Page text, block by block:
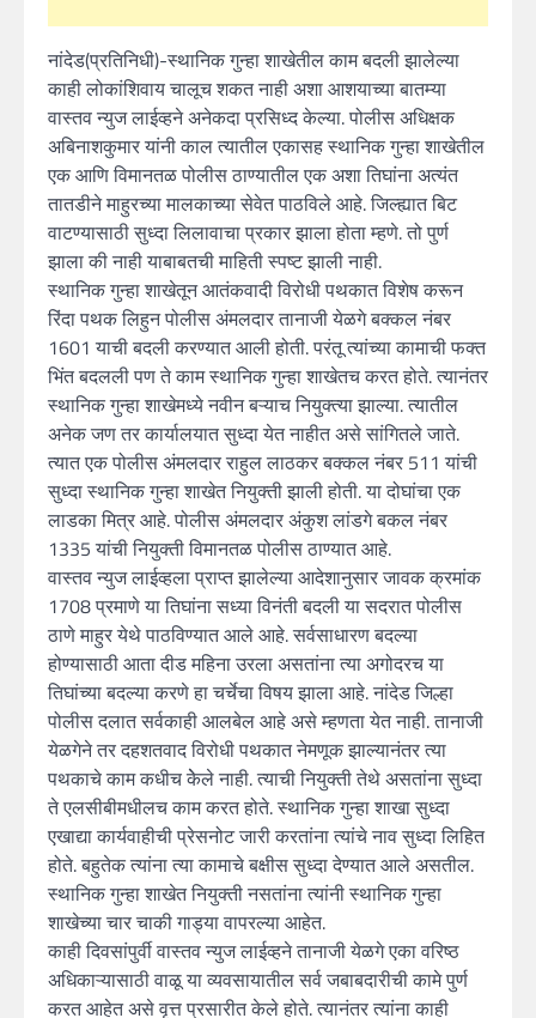
नांदेड(प्रतिनिधी)-स्थानिक गुन्हा शाखेतील काम बदली झालेल्या
काही लोकांशिवाय चालूच शकत नाही अशा आशयाच्या बातम्या
वास्तव न्युज लाईव्हने अनेकदा प्रसिध्द केल्या. पोलीस अधिक्षक
अबिनाशकुमार यांनी काल त्यातील एकासह स्थानिक गुन्हा शाखेतील
एक आणि विमानतळ पोलीस ठाण्यातील एक अशा तिघांना अत्यंत
तातडीने माहुरच्या मालकाच्या सेवेत पाठविले आहे. जिल्ह्यात बिट
वाटण्यासाठी सुध्दा लिलावाचा प्रकार झाला होता म्हणे. तो पुर्ण
झाला की नाही याबाबतची माहिती स्पष्ट झाली नाही.
स्थानिक गुन्हा शाखेतून आतंकवादी विरोधी पथकात विशेष करून
रिंदा पथक लिहुन पोलीस अंमलदार तानाजी येळगे बक्कल नंबर
1601 याची बदली करण्यात आली होती. परंतू त्यांच्या कामाची फक्त
भिंत बदलली पण ते काम स्थानिक गुन्हा शाखेतच करत होते. त्यानंतर
स्थानिक गुन्हा शाखेमध्ये नवीन बऱ्याच नियुक्त्या झाल्या. त्यातील
अनेक जण तर कार्यालयात सुध्दा येत नाहीत असे सांगितले जाते.
त्यात एक पोलीस अंमलदार राहुल लाठकर बक्कल नंबर 511 यांची
सुध्दा स्थानिक गुन्हा शाखेत नियुक्ती झाली होती. या दोघांचा एक
लाडका मित्र आहे. पोलीस अंमलदार अंकुश लांडगे बकल नंबर
1335 यांची नियुक्ती विमानतळ पोलीस ठाण्यात आहे.
वास्तव न्युज लाईव्हला प्राप्त झालेल्या आदेशानुसार जावक क्रमांक
1708 प्रमाणे या तिघांना सध्या विनंती बदली या सदरात पोलीस
ठाणे माहुर येथे पाठविण्यात आले आहे. सर्वसाधारण बदल्या
होण्यासाठी आता दीड महिना उरला असतांना त्या अगोदरच या
तिघांच्या बदल्या करणे हा चर्चेचा विषय झाला आहे. नांदेड जिल्हा
पोलीस दलात सर्वकाही आलबेल आहे असे म्हणता येत नाही. तानाजी
येळगेने तर दहशतवाद विरोधी पथकात नेमणूक झाल्यानंतर त्या
पथकाचे काम कधीच केेले नाही. त्याची नियुक्ती तेथे असतांना सुध्दा
ते एलसीबीमधीलच काम करत होते. स्थानिक गुन्हा शाखा सुध्दा
एखाद्या कार्यवाहीची प्रेसनोट जारी करतांना त्यांचे नाव सुध्दा लिहित
होते. बहुतेक त्यांना त्या कामाचे बक्षीस सुध्दा देण्यात आले असतील.
स्थानिक गुन्हा शाखेत नियुक्ती नसतांना त्यांनी स्थानिक गुन्हा
शाखेच्या चार चाकी गाड्या वापरल्या आहेत.
काही दिवसांपुर्वी वास्तव न्युज लाईव्हने तानाजी येळगे एका वरिष्ठ
अधिकाऱ्यासाठी वाळू या व्यवसायातील सर्व जबाबदारीची कामे पुर्ण
करत आहेत असे वृत्त प्रसारीत केले होते. त्यानंतर त्यांना काही